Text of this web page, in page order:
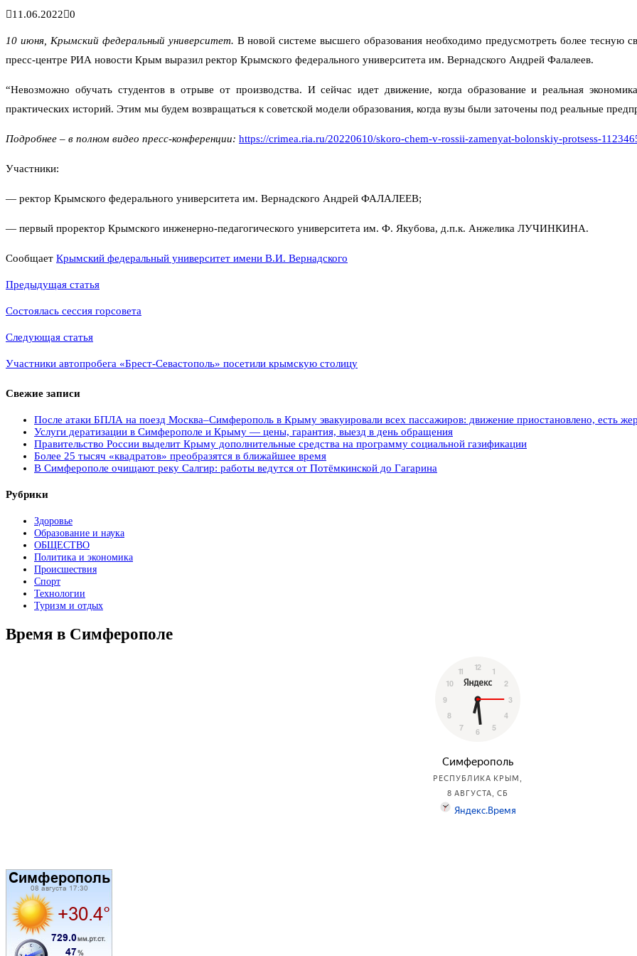
11.06.2022 0
10 июня, Крымский федеральный университет. В новой системе высшего образования необходимо предусмотреть более тесную
пресс-центре РИА новости Крым выразил ректор Крымского федерального университета им. Вернадского Андрей Фалалеев.
“Невозможно обучать студентов в отрыве от производства. И сейчас идет движение, когда образование и реальная
практических историй. Этим мы будем возвращаться к советской модели образования, когда вузы были заточены под реальные
Подробнее – в полном видео пресс-конференции: https://crimea.ria.ru/20220610/skoro-chem-v-rossii-zamenyat-bolonskiy-protsess-
Участники:
— ректор Крымского федерального университета им. Вернадского Андрей ФАЛАЛЕЕВ;
— первый проректор Крымского инженерно-педагогического университета им. Ф. Якубова, д.п.к. Анжелика ЛУЧИНКИНА.
Сообщает Крымский федеральный университет имени В.И. Вернадского
Навигация
по
Предыдущая статья
Состоялась сессия горсовета
Следующая статья
Участники автопробега «Брест-Севастополь» посетили крымскую столицу
Свежие записи
После атаки БПЛА на поезд Москва–Симферополь в Крыму эвакуировали всех пассажиров: движение приостановлено, есть
Услуги дератизации в Симферополе и Крыму — цены, гарантия, выезд в день обращения
Правительство России выделит Крыму дополнительные средства на программу социальной газификации
Более 25 тысяч «квадратов» преобразятся в ближайшее время
В Симферополе очищают реку Салгир: работы ведутся от Потёмкинской до Гагарина
Рубрики
Здоровье
Образование и наука
ОБЩЕСТВО
Политика и экономика
Происшествия
Спорт
Технологии
Туризм и отдых
Время в Симферополе